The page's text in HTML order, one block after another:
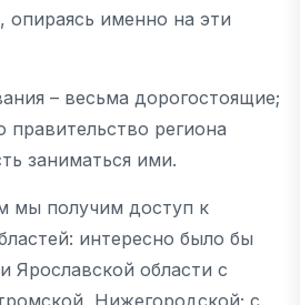
опираясь именно на эти
– весьма дорогостоящие;
правительство региона
заниматься ими.
мы получим доступ к
интересно было бы
Ярославской области с
Нижегородской; с